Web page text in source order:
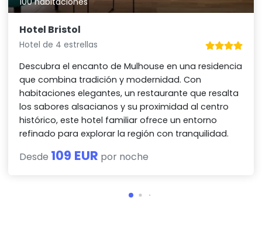
Hotel Bristol
Hotel de 4 estrellas
Descubra el encanto de Mulhouse en una residencia
que combina tradición y modernidad. Con
habitaciones elegantes, un restaurante que resalta
los sabores alsacianos y su proximidad al centro
histórico, este hotel familiar ofrece un entorno
refinado para explorar la región con tranquilidad.
Desde 109 EUR por noche